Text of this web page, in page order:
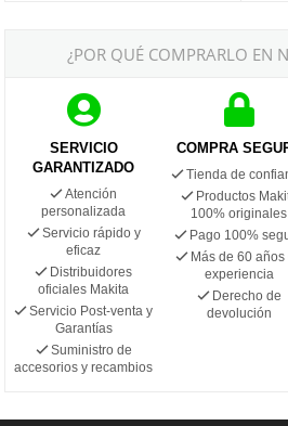
¿POR QUÉ COMPRARLO EN
SERVICIO
GARANTIZADO
Atención
personalizada
Servicio rápido y
eficaz
Distribuidores
oficiales Makita
Servicio Post-venta y
Garantías
Suministro de
accesorios y recambios
COMPRA
Tienda de
Productos
100% originales
Pago 100%
Más de 60 años
experiencia
Derecho de
devolución